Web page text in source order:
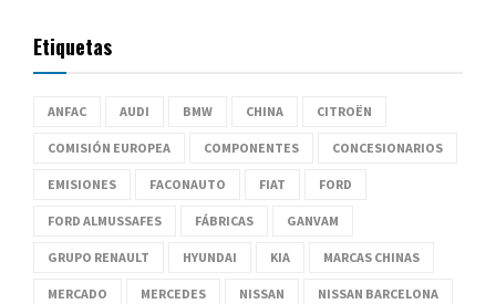
Etiquetas
ANFAC AUDI BMW CHINA CITROËN
COMISIÓN EUROPEA COMPONENTES CONCESIONARIOS
EMISIONES FACONAUTO FIAT FORD
FORD ALMUSSAFES FÁBRICAS GANVAM
GRUPO RENAULT HYUNDAI KIA MARCAS CHINAS
MERCADO MERCEDES NISSAN NISSAN BARCELONA